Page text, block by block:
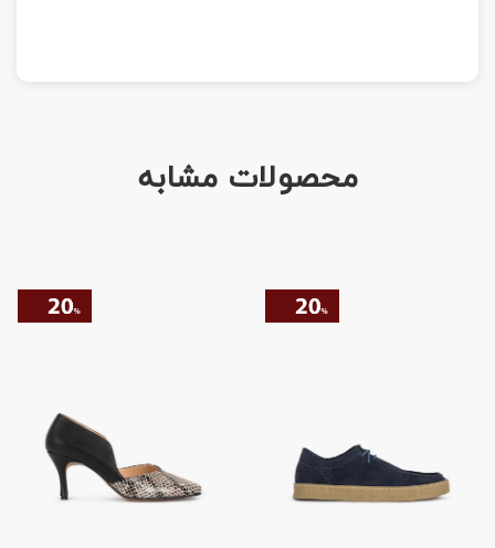
محصولات مشابه